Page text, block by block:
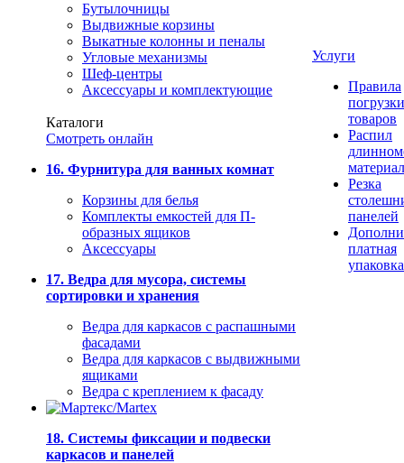
Бутылочницы
Выдвижные корзины
Выкатные колонны и пеналы
Угловые механизмы
Шеф-центры
Аксессуары и комплектующие
Каталоги
Смотреть онлайн
16. Фурнитура для ванных комнат
Корзины для белья
Комплекты емкостей для П-
образных ящиков
Аксессуары
17. Ведра для мусора, системы
сортировки и хранения
Ведра для каркасов с распашными
фасадами
Ведра для каркасов с выдвижными
ящиками
Ведра с креплением к фасаду
18. Системы фиксации и подвески
каркасов и панелей
Услуги
Правила
погрузки
товаров
Распил
Резка
панелей
платная
упаковка